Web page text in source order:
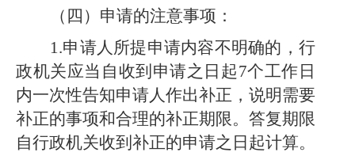
（四）申请的注意事项：
1.申请人所提申请内容不明确的，行
政机关应当自收到申请之日起7个工作日
内一次性告知申请人作出补正，说明需要
补正的事项和合理的补正期限。答复期限
自行政机关收到补正的申请之日起计算。